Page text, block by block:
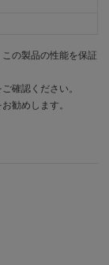
の製品の性能を保証
確認ください。
勧めします。